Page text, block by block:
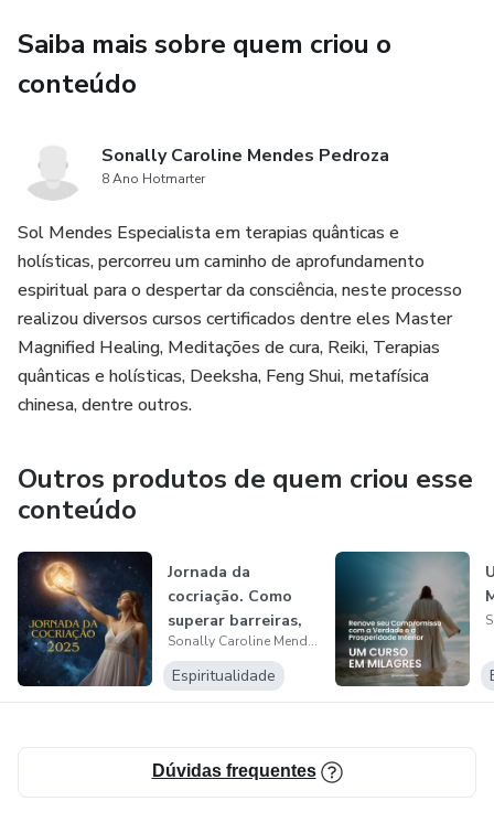
Genograma, restabelecendo as ordens do amor.
Bônus 4:
*Os 6 primeiros alunos. Análise de força de assinatura
pessoal.
Leitura de personalidade e forças de assinatura.
Bônus 5:
Duas aulas ao vivo Jogo Miracle Choice ( essa aula será
alinhada de acordo com agenda dos alunos). Miracle choice
é um jogo onde desvendamos as travas do ego e daquilo
Saiba mais sobre quem criou o
conteúdo
Sonally Caroline Mendes Pedroza
8 Ano Hotmarter
Sol Mendes Especialista em terapias quânticas e
holísticas, percorreu um caminho de aprofundamento
espiritual para o despertar da consciência, neste processo
realizou diversos cursos certificados dentre eles Master
Magnified Healing, Meditações de cura, Reiki, Terapias
quânticas e holísticas, Deeksha, Feng Shui, metafísica
chinesa, dentre outros.
Outros produtos de quem criou esse
conteúdo
Jornada da
cocriação. Como
superar barreiras,
alinhar sua en...
Sonally Caroline Mendes Pedroza
Espiritualidade
Dúvidas frequentes